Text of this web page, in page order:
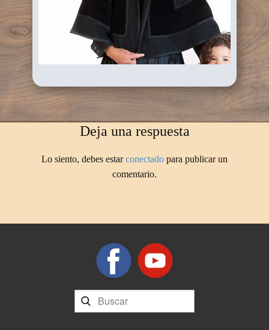
Deja una respuesta
Lo siento, debes estarconectado para publicar un
comentario.